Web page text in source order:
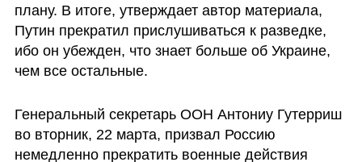
плану. В итоге, утверждает автор материала,
Путин прекратил прислушиваться к разведке,
ибо он убежден, что знает больше об Украине,
чем все остальные.
Генеральный секретарь ООН Антониу Гутерриш
во вторник, 22 марта, призвал Россию
немедленно прекратить военные действия